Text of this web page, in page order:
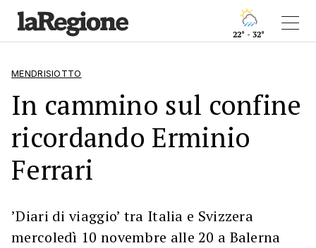
22° - 32°
MENDRISIOTTO
In cammino sul confine
ricordando Erminio
Ferrari
’Diari di viaggio’ tra Italia e Svizzera
mercoledì 10 novembre alle 20 a Balerna